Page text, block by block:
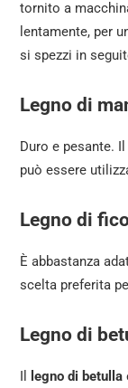
tornito a
lentamente, per
si spezzi in
Legno di
Duro e pesante.
può essere
Legno di
È abbastanza
scelta preferita
Legno di
Il legno di betulla